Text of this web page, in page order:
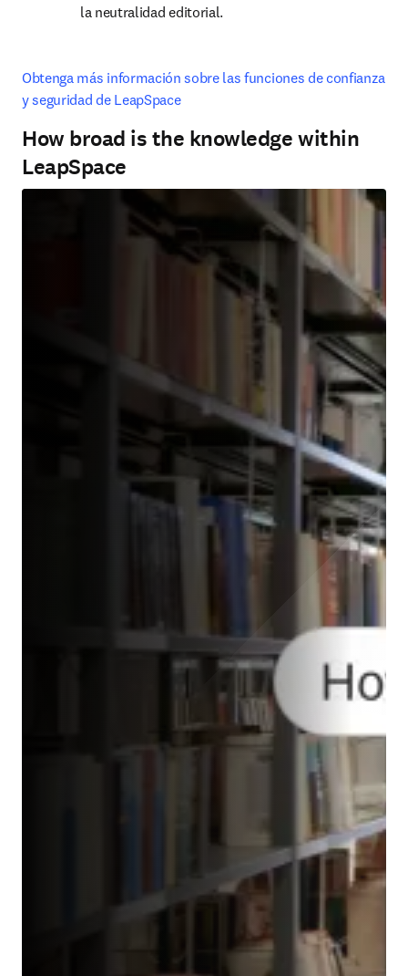
la neutralidad editorial.
Obtenga más información sobre las funciones de confianza
y seguridad de LeapSpace
How broad is the knowledge within
LeapSpace